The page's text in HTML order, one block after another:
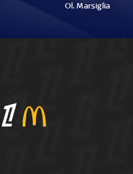
Ol. Marsiglia